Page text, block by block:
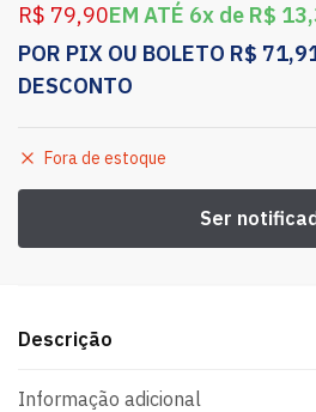
R$ 79,90EM ATÉ 6x de R$
POR PIX OU BOLETO R$
DESCONTO
Fora de estoque
Descrição
Informação adicional